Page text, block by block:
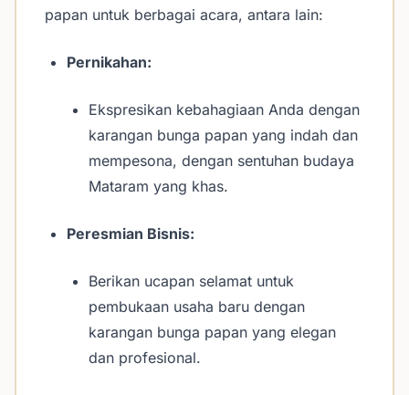
papan untuk berbagai acara, antara lain:
Pernikahan:
Ekspresikan kebahagiaan Anda dengan
karangan bunga papan yang indah dan
mempesona, dengan sentuhan budaya
Mataram yang khas.
Peresmian Bisnis:
Berikan ucapan selamat untuk
pembukaan usaha baru dengan
karangan bunga papan yang elegan
dan profesional.